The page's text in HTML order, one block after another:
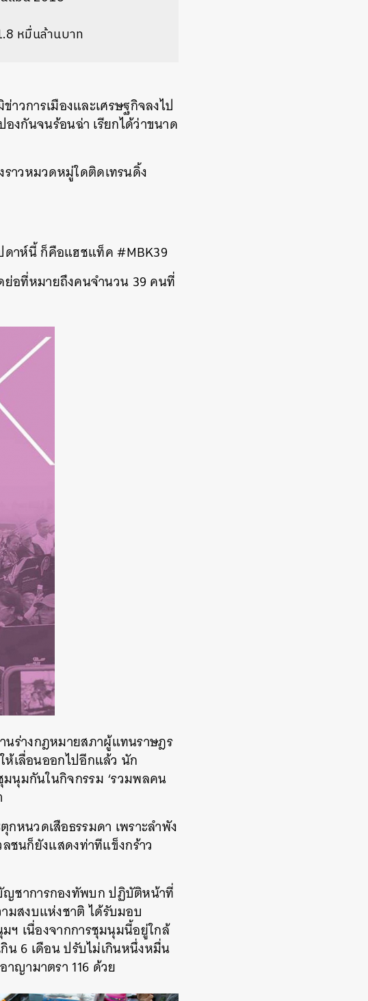
หมื่นล้านบาท
วการเมืองและเศรษฐกิจลงไป
องกันจนร้อนฉ่า เรียกได้ว่าขนาด
ราวหมวดหมู่ใดติดเทรนดิ้ง
ดาห์นี้ ก็คือแฮชแท็ค #MBK39
อที่หมายถึงคนจำนวน 39 คนที่
ร่างกฎหมายสภาผู้แทนราษฎร
ห้เลื่อนออกไปอีกแล้ว นัก
นุมกันในกิจกรรม ‘รวมพลคน
หนวดเสือธรรมดา เพราะลำพัง
ชนก็ยังแสดงท่าทีแข็งกร้าว
ญชาการกองทัพบก ปฏิบัติหน้าที่
มสงบแห่งชาติ ได้รับมอบ
เนื่องจากการชุมนุมนี้อยู่ใกล้
น 6 เดือน ปรับไม่เกินหนึ่งหมื่น
ญามาตรา 116 ด้วย